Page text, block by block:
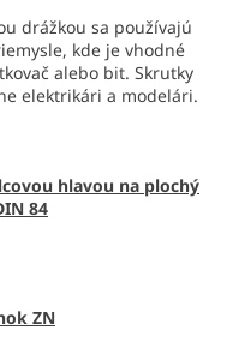
drážkou sa používajú
kde je vhodné
alebo bit. Skrutky
elektrikári a modelári.
hlavou na plochý
84
ZN